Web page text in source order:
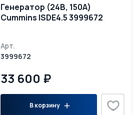
Генератор (24В, 150A)
Cummins ISDE4.5 3999672
Арт.
3999672
33 600 ₽
В корзину